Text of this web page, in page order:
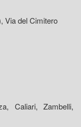
Via del Cimitero
Caliari, Zambelli,